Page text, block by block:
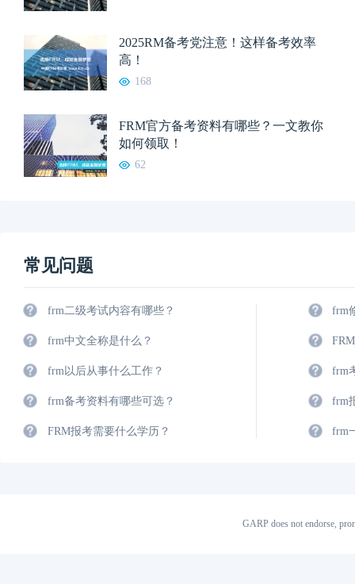
2025RM备考党注意！这样备考效率
高！
168
FRM官方备考资料有哪些？一文教你
如何领取！
62
常见问题
frm二级考试内容有哪些？
frm中文全称是什么？
frm以后从事什么工作？
frm备考资料有哪些可选？
FRM报考需要什么学历？
frm
frm
frm
frm
GARP does not endorse,